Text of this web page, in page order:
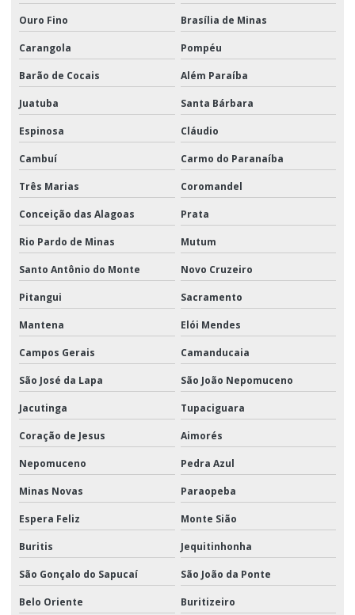
Ouro Fino Brasília de Minas
Carangola Pompéu
Barão de Cocais Além Paraíba
Juatuba Santa Bárbara
Espinosa Cláudio
Cambuí Carmo do Paranaíba
Três Marias Coromandel
Conceição das Alagoas Prata
Rio Pardo de Minas Mutum
Santo Antônio do Monte Novo Cruzeiro
Pitangui Sacramento
Mantena Elói Mendes
Campos Gerais Camanducaia
São José da Lapa São João Nepomuceno
Jacutinga Tupaciguara
Coração de Jesus Aimorés
Nepomuceno Pedra Azul
Minas Novas Paraopeba
Espera Feliz Monte Sião
Buritis Jequitinhonha
São Gonçalo do Sapucaí São João da Ponte
Belo Oriente Buritizeiro